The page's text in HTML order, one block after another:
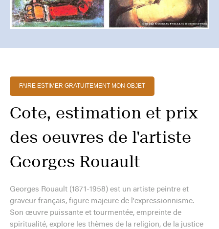
FAIRE ESTIMER GRATUITEMENT MON OBJET
Cote, estimation et prix
des oeuvres de l'artiste
Georges Rouault
Georges Rouault (1871-1958) est un artiste peintre et
graveur français, figure majeure de l'expressionnisme.
Son œuvre puissante et tourmentée, empreinte de
spiritualité, explore les thèmes de la religion, de la justice